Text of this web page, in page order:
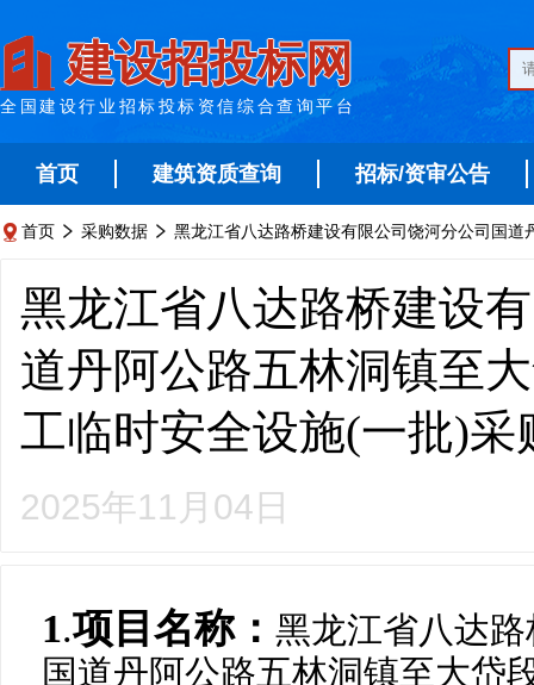
建设招投标网
全国建设行业招标投标资信综合查询平台
首页 建筑资质查询 招标/资审公告
 首页  采购数据  黑龙江省八达路桥建设有限公司饶河分公司国
黑龙江省八达路桥建设
道丹阿公路五林洞镇至
工临时安全设施(一批)
2025年11月04日
1.项目名称： 黑龙江省八达
国道丹阿公路五林洞镇至大岱